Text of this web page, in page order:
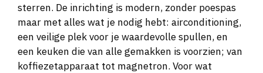
sterren. De inrichting is modern, zonder poespas
maar met alles wat je nodig hebt: airconditioning,
een veilige plek voor je waardevolle spullen, en
een keuken die van alle gemakken is voorzien; van
koffiezetapparaat tot magnetron. Voor wat